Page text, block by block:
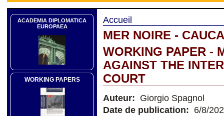
ACADEMIA DIPLOMATICA
EUROPAEA
WORKING PAPERS
Accueil
MER NOIRE -
WORKING PAPER -
AGAINST THE
COURT
Auteur: Giorgio Spagnol
Date de publication: 6/8/